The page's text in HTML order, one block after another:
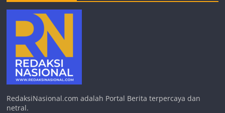
RedaksiNasional.com adalah Portal Berita terpercaya dan
netral.